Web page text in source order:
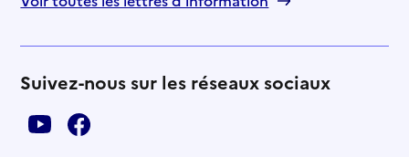
Suivez-nous sur les réseaux sociaux